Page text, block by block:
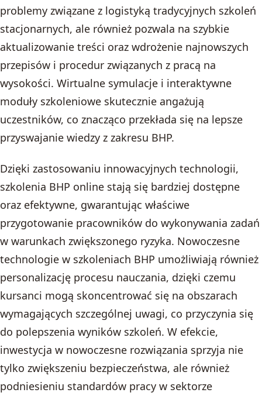
problemy związane z logistyką tradycyjnych szkoleń
stacjonarnych, ale również pozwala na szybkie
aktualizowanie treści oraz wdrożenie najnowszych
przepisów i procedur związanych z pracą na
wysokości. Wirtualne symulacje i interaktywne
moduły szkoleniowe skutecznie angażują
uczestników, co znacząco przekłada się na lepsze
przyswajanie wiedzy z zakresu BHP.
Dzięki zastosowaniu innowacyjnych technologii,
szkolenia BHP online stają się bardziej dostępne
oraz efektywne, gwarantując właściwe
przygotowanie pracowników do wykonywania zadań
w warunkach zwiększonego ryzyka. Nowoczesne
technologie w szkoleniach BHP umożliwiają również
personalizację procesu nauczania, dzięki czemu
kursanci mogą skoncentrować się na obszarach
wymagających szczególnej uwagi, co przyczynia się
do polepszenia wyników szkoleń. W efekcie,
inwestycja w nowoczesne rozwiązania sprzyja nie
tylko zwiększeniu bezpieczeństwa, ale również
podniesieniu standardów pracy w sektorze